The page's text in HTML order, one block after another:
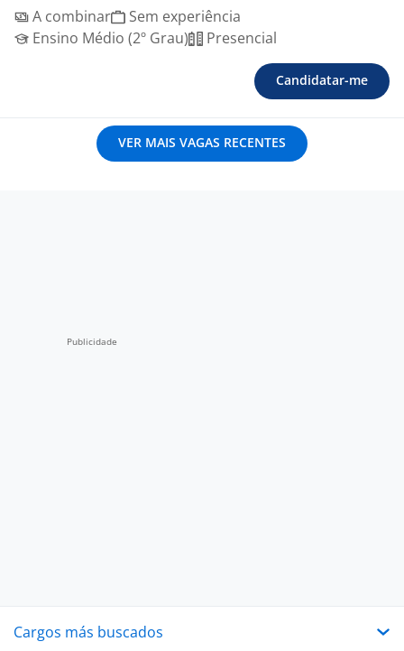
A combinar
Sem experiência
Ensino Médio (2º Grau)
Presencial
Candidatar-me
VER MAIS VAGAS RECENTES
Cargos más buscados